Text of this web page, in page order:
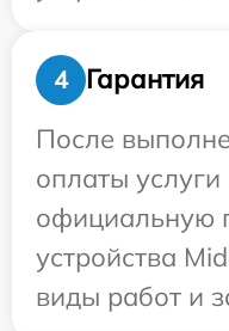
4
Гарантия
После
оплаты
официальную
устройства
виды работ и